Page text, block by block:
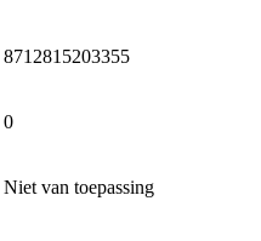
8712815203355
0
Niet van toepassing